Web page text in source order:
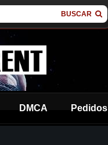
BUSCAR
DMCA Pedidos